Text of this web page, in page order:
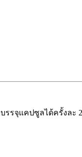
รจุแคปซูลได้ครั้งละ